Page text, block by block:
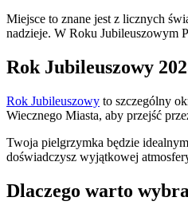
Miejsce to znane jest z licznych
nadzieje. W Roku Jubileuszowym
Rok Jubileuszowy
Rok Jubileuszowy to szczególny
Wiecznego Miasta, aby przejść
Twoja pielgrzymka będzie
doświadczysz wyjątkowej
Dlaczego warto